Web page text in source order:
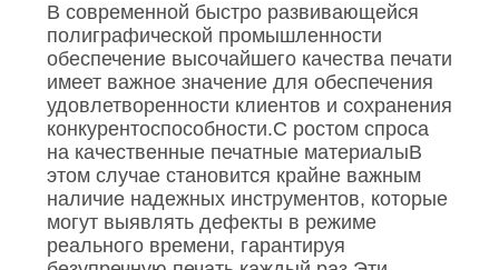
САЙТА
PRIVACY
POLICY
В современной быстро развивающейся
полиграфической промышленности
обеспечение высочайшего качества печати
имеет важное значение для обеспечения
удовлетворенности клиентов и сохранения
конкурентоспособности.С ростом спроса
на качественные печатные материалыВ
этом случае становится крайне важным
наличие надежных инструментов, которые
могут выявлять дефекты в режиме
реального времени, гарантируя